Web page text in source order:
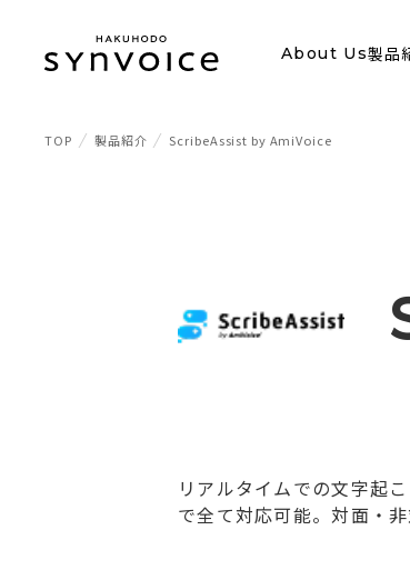
About Us製品
TOP 製品紹介 ScribeAssist by AmiVoice
リアルタイムでの文字起
で全て対応可能。対面・